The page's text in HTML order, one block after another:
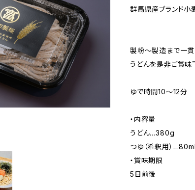
群馬県産ブランド小
製粉～製造まで一貫
うどんを是非ご賞味
ゆで時間10～12分
・内容量
うどん…380g
つゆ（希釈用）
・賞味期限
5日前後